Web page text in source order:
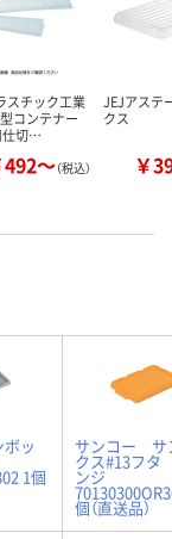
スチック工業
コンテナー
仕切…
492～（税込）
JEJアステ
クス
￥
ッ
1個
サンコー サ
クス#13フ
ンジ
個（直送品）